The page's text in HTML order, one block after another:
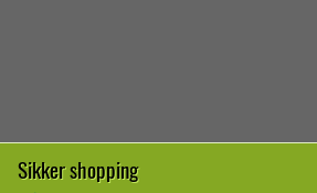
Sikker shopping